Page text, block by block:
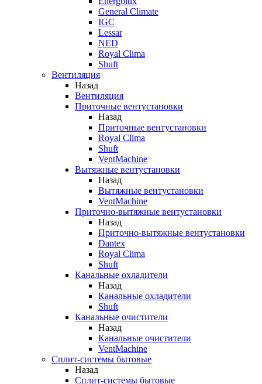
General Climate
IGC
Lessar
NED
Royal Clima
Shuft
Вентиляция
Назад
Вентиляция
Приточные вентустановки
Назад
Приточные вентустановки
Royal Clima
Shuft
VentMachine
Вытяжные вентустановки
Назад
Вытяжные вентустановки
VentMachine
Приточно-вытяжные вентустановки
Назад
Приточно-вытяжные вентустановки
Dantex
Royal Clima
Shuft
Канальные охладители
Назад
Канальные охладители
Shuft
Канальные очистители
Назад
Канальные очистители
VentMachine
Сплит-системы бытовые
Назад
Сплит-системы бытовые